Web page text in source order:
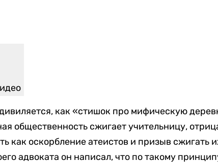
как «стишок про мифическую
общественность сжигает учительницу,
как оскорбление атеистов и призыв сжигать
адвоката он написал, что по такому